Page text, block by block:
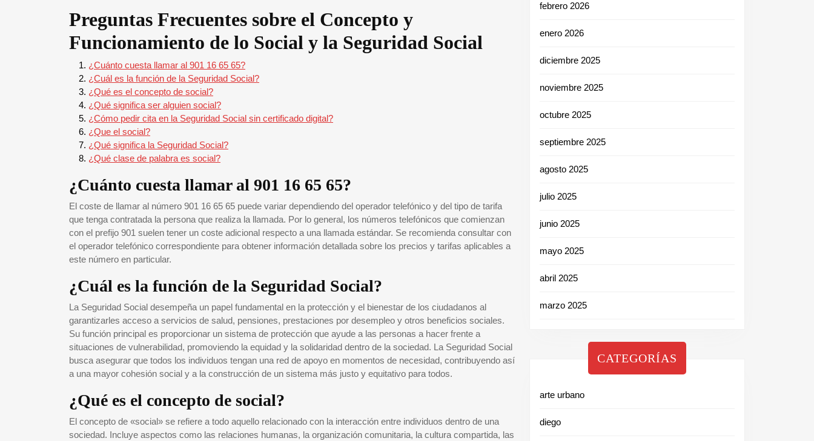
Preguntas Frecuentes sobre el Concepto y
Funcionamiento de lo Social y la Seguridad Social
¿Cuánto cuesta llamar al 901 16 65 65?
¿Cuál es la función de la Seguridad Social?
¿Qué es el concepto de social?
¿Qué significa ser alguien social?
¿Cómo pedir cita en la Seguridad Social sin certificado digital?
¿Que el social?
¿Qué significa la Seguridad Social?
¿Qué clase de palabra es social?
¿Cuánto cuesta llamar al 901 16 65 65?
El coste de llamar al número 901 16 65 65 puede variar dependiendo del operador telefónico y del tipo de tarifa
que tenga contratada la persona que realiza la llamada. Por lo general, los números telefónicos que comienzan
con el prefijo 901 suelen tener un coste adicional respecto a una llamada estándar. Se recomienda consultar con
el operador telefónico correspondiente para obtener información detallada sobre los precios y tarifas aplicables a
este número en particular.
¿Cuál es la función de la Seguridad Social?
La Seguridad Social desempeña un papel fundamental en la protección y el bienestar de los ciudadanos al
garantizarles acceso a servicios de salud, pensiones, prestaciones por desempleo y otros beneficios sociales.
Su función principal es proporcionar un sistema de protección que ayude a las personas a hacer frente a
situaciones de vulnerabilidad, promoviendo la equidad y la solidaridad dentro de la sociedad. La Seguridad Social
busca asegurar que todos los individuos tengan una red de apoyo en momentos de necesidad, contribuyendo así
a una mayor cohesión social y a la construcción de un sistema más justo y equitativo para todos.
¿Qué es el concepto de social?
El concepto de «social» se refiere a todo aquello relacionado con la interacción entre individuos dentro de una
sociedad. Incluye aspectos como las relaciones humanas, la organización comunitaria, la cultura compartida, las
febrero 2026
enero 2026
diciembre 2025
noviembre 2025
octubre 2025
septiembre 2025
agosto 2025
julio 2025
junio 2025
mayo 2025
abril 2025
marzo 2025
CATEGORÍAS
arte urbano
diego